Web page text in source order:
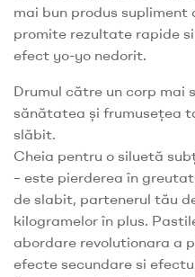
mai bun produs
promite rezultate rapide
efect yo-yo nedorit.
Drumul către un corp mai
sănătatea și frumusețea
slăbit.
Cheia pentru o siluetă
– este pierderea în
de slabit, partenerul tău
kilogramelor în plus.
abordare revolutionara a
efecte secundare si